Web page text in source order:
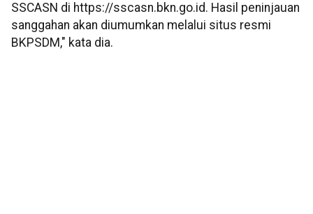
SSCASN di https://sscasn.bkn.go.id. Hasil peninjauan
sanggahan akan diumumkan melalui situs resmi
BKPSDM," kata dia.